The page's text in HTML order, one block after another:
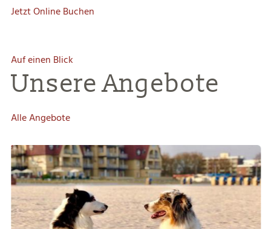
Jetzt Online Buchen
Auf einen Blick
Unsere Angebote
Alle Angebote